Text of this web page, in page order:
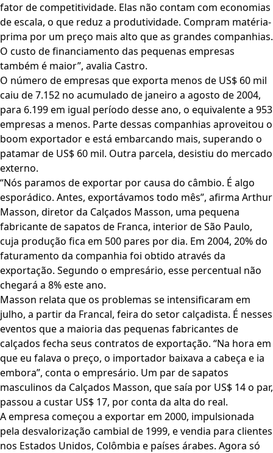
fator de competitividade. Elas não contam com economias
de escala, o que reduz a produtividade. Compram matéria-
prima por um preço mais alto que as grandes companhias.
O custo de financiamento das pequenas empresas
também é maior”, avalia Castro.
O número de empresas que exporta menos de US$ 60 mil
caiu de 7.152 no acumulado de janeiro a agosto de 2004,
para 6.199 em igual período desse ano, o equivalente a 953
empresas a menos. Parte dessas companhias aproveitou o
boom exportador e está embarcando mais, superando o
patamar de US$ 60 mil. Outra parcela, desistiu do mercado
externo.
“Nós paramos de exportar por causa do câmbio. É algo
esporádico. Antes, exportávamos todo mês”, afirma Arthur
Masson, diretor da Calçados Masson, uma pequena
fabricante de sapatos de Franca, interior de São Paulo,
cuja produção fica em 500 pares por dia. Em 2004, 20% do
faturamento da companhia foi obtido através da
exportação. Segundo o empresário, esse percentual não
chegará a 8% este ano.
Masson relata que os problemas se intensificaram em
julho, a partir da Francal, feira do setor calçadista. É nesses
eventos que a maioria das pequenas fabricantes de
calçados fecha seus contratos de exportação. “Na hora em
que eu falava o preço, o importador baixava a cabeça e ia
embora”, conta o empresário. Um par de sapatos
masculinos da Calçados Masson, que saía por US$ 14 o par,
passou a custar US$ 17, por conta da alta do real.
A empresa começou a exportar em 2000, impulsionada
pela desvalorização cambial de 1999, e vendia para clientes
nos Estados Unidos, Colômbia e países árabes. Agora só